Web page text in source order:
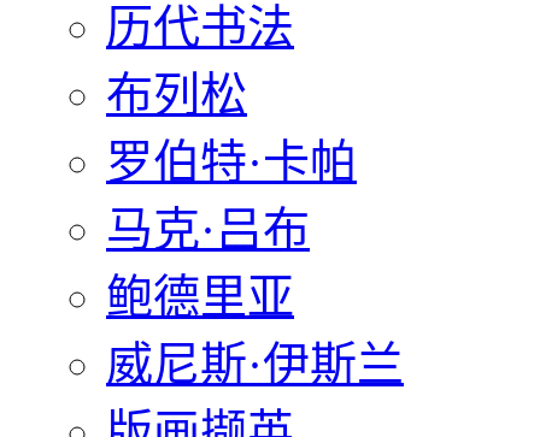
历代书法
布列松
罗伯特·卡帕
马克·吕布
鲍德里亚
威尼斯·伊斯兰